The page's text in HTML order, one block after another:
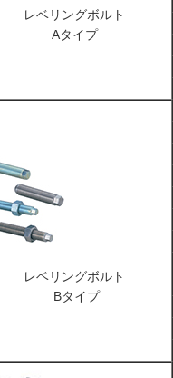
レベリングボルト
Aタイプ
レベリングボルト
Bタイプ